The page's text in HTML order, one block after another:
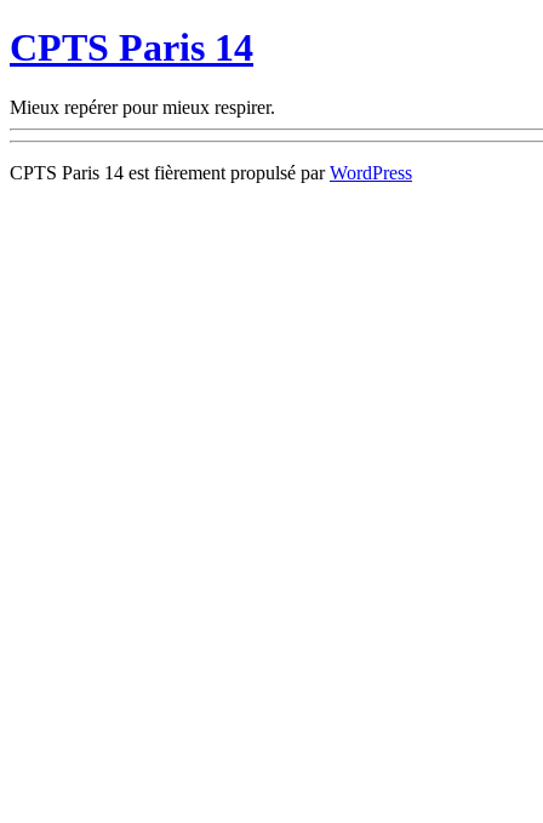
CPTS Paris 14
Mieux repérer pour mieux respirer.
CPTS Paris 14 est fièrement propulsé parWordPress